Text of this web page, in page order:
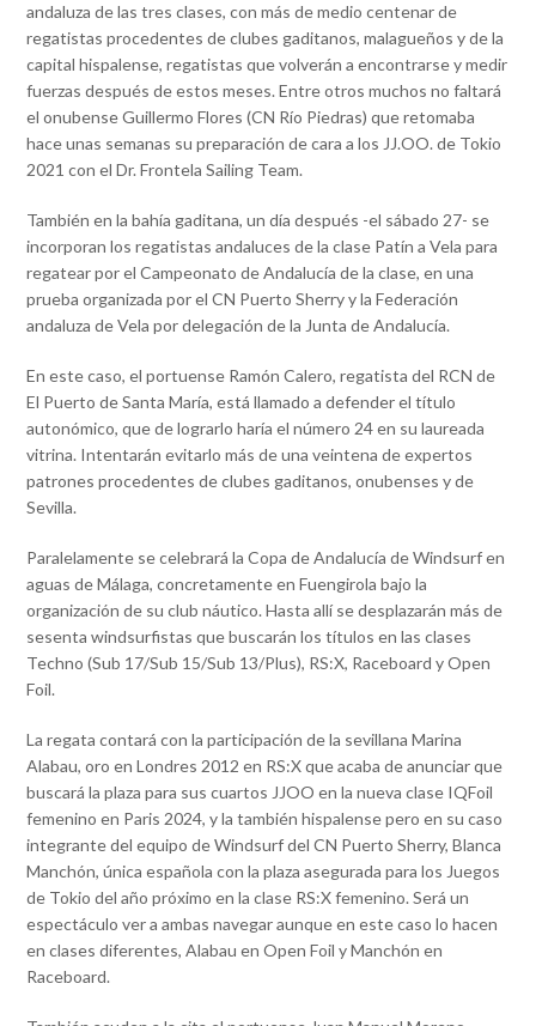
andaluza de las tres clases, con más de medio centenar de
regatistas procedentes de clubes gaditanos, malagueños y de la
capital hispalense, regatistas que volverán a encontrarse y medir
fuerzas después de estos meses. Entre otros muchos no faltará
el onubense Guillermo Flores (CN Río Piedras) que retomaba
hace unas semanas su preparación de cara a los JJ.OO. de Tokio
2021 con el Dr. Frontela Sailing Team.
También en la bahía gaditana, un día después -el sábado 27- se
incorporan los regatistas andaluces de la clase Patín a Vela para
regatear por el Campeonato de Andalucía de la clase, en una
prueba organizada por el CN Puerto Sherry y la Federación
andaluza de Vela por delegación de la Junta de Andalucía.
En este caso, el portuense Ramón Calero, regatista del RCN de
El Puerto de Santa María, está llamado a defender el título
autonómico, que de lograrlo haría el número 24 en su laureada
vitrina. Intentarán evitarlo más de una veintena de expertos
patrones procedentes de clubes gaditanos, onubenses y de
Sevilla.
Paralelamente se celebrará la Copa de Andalucía de Windsurf en
aguas de Málaga, concretamente en Fuengirola bajo la
organización de su club náutico. Hasta allí se desplazarán más de
sesenta windsurfistas que buscarán los títulos en las clases
Techno (Sub 17/Sub 15/Sub 13/Plus), RS:X, Raceboard y Open
Foil.
La regata contará con la participación de la sevillana Marina
Alabau, oro en Londres 2012 en RS:X que acaba de anunciar que
buscará la plaza para sus cuartos JJOO en la nueva clase IQFoil
femenino en Paris 2024, y la también hispalense pero en su caso
integrante del equipo de Windsurf del CN Puerto Sherry, Blanca
Manchón, única española con la plaza asegurada para los Juegos
de Tokio del año próximo en la clase RS:X femenino. Será un
espectáculo ver a ambas navegar aunque en este caso lo hacen
en clases diferentes, Alabau en Open Foil y Manchón en
Raceboard.